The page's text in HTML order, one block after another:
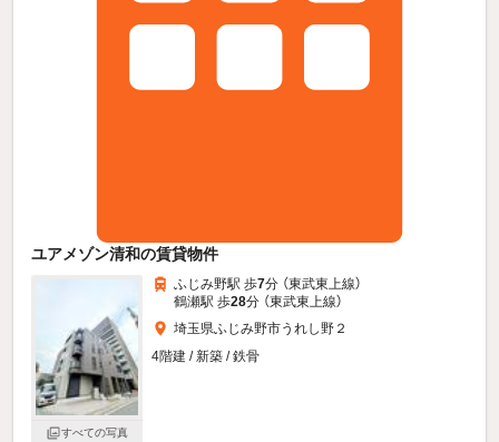
ユアメゾン清和の賃貸物件
すべての写真
ふじみ野駅 歩7分 （東武東上線）
鶴瀬駅 歩28分 （東武東上線）
埼玉県ふじみ野市うれし野２
4階建 / 新築 / 鉄骨